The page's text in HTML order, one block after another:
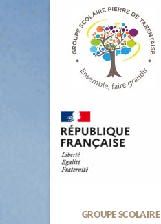
GROUPE SCOLAIRE